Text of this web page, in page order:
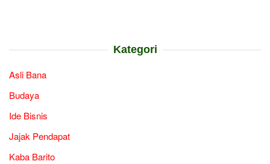
Kategori
Asli Bana
Budaya
Ide Bisnis
Jajak Pendapat
Kaba Barito